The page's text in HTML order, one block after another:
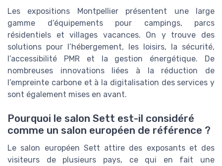
Les expositions Montpellier présentent une large
gamme d’équipements pour campings, parcs
résidentiels et villages vacances. On y trouve des
solutions pour l’hébergement, les loisirs, la sécurité,
l’accessibilité PMR et la gestion énergétique. De
nombreuses innovations liées à la réduction de
l’empreinte carbone et à la digitalisation des services y
sont également mises en avant.
Pourquoi le salon Sett est-il considéré
comme un salon européen de référence ?
Le salon européen Sett attire des exposants et des
visiteurs de plusieurs pays, ce qui en fait une